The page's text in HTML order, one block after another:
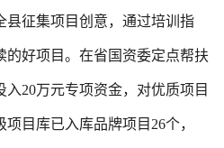
县征集项目创意，通过培训指
的好项目。在省国资委定点帮扶
20万元专项资金，对优质项目
目库已入库品牌项目26个，